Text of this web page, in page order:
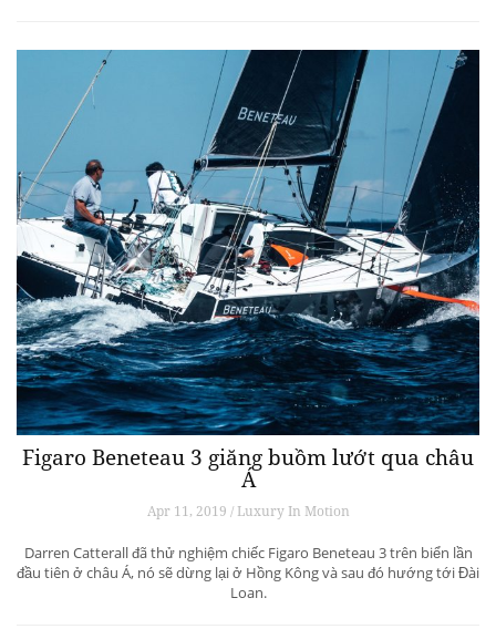
Figaro Beneteau 3 giăng buồm lướt qua châu
Á
Apr 11, 2019 / Luxury In Motion
Darren Catterall đã thử nghiệm chiếc Figaro Beneteau 3 trên biển lần
đầu tiên ở châu Á, nó sẽ dừng lại ở Hồng Kông và sau đó hướng tới Đài
Loan.